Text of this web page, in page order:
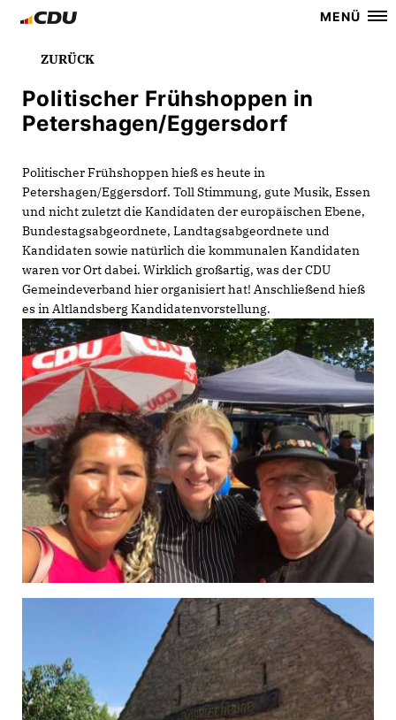
MENÜ
ZURÜCK
Politischer Frühshoppen in
Petershagen/Eggersdorf
Politischer Frühshoppen hieß es heute in
Petershagen/Eggersdorf. Toll Stimmung, gute Musik, Essen
und nicht zuletzt die Kandidaten der europäischen Ebene,
Bundestagsabgeordnete, Landtagsabgeordnete und
Kandidaten sowie natürlich die kommunalen Kandidaten
waren vor Ort dabei. Wirklich großartig, was der CDU
Gemeindeverband hier organisiert hat! Anschließend hieß
es in Altlandsberg Kandidatenvorstellung.